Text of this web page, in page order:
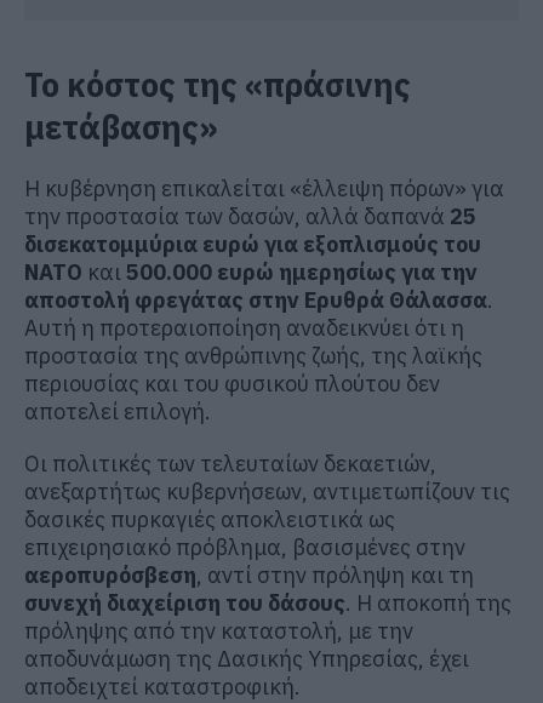
Το κόστος της «πράσινης
μετάβασης»
Η κυβέρνηση επικαλείται «έλλειψη πόρων» για
την προστασία των δασών, αλλά δαπανά 25
δισεκατομμύρια ευρώ για εξοπλισμούς του
ΝΑΤΟ και 500.000 ευρώ ημερησίως για την
αποστολή φρεγάτας στην Ερυθρά Θάλασσα.
Αυτή η προτεραιοποίηση αναδεικνύει ότι η
προστασία της ανθρώπινης ζωής, της λαϊκής
περιουσίας και του φυσικού πλούτου δεν
αποτελεί επιλογή.
Οι πολιτικές των τελευταίων δεκαετιών,
ανεξαρτήτως κυβερνήσεων, αντιμετωπίζουν τις
δασικές πυρκαγιές αποκλειστικά ως
επιχειρησιακό πρόβλημα, βασισμένες στην
αεροπυρόσβεση, αντί στην πρόληψη και τη
συνεχή διαχείριση του δάσους. Η αποκοπή της
πρόληψης από την καταστολή, με την
αποδυνάμωση της Δασικής Υπηρεσίας, έχει
αποδειχτεί καταστροφική.